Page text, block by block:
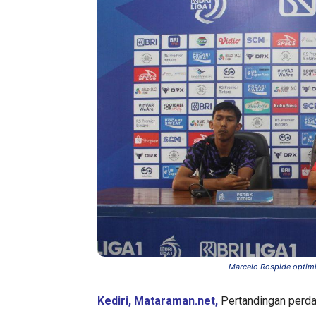
Marcelo Rospide
Kediri, Mataraman.net, Pertandingan